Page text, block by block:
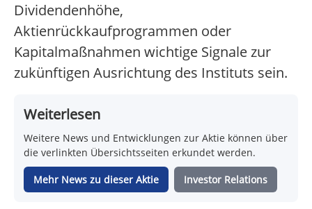
Dividendenhöhe,
Aktienrückkaufprogrammen oder
Kapitalmaßnahmen wichtige Signale zur
zukünftigen Ausrichtung des Instituts sein.
Weiterlesen
Weitere News und Entwicklungen zur Aktie können über
die verlinkten Übersichtsseiten erkundet werden.
Mehr News zu dieser Aktie Investor Relations